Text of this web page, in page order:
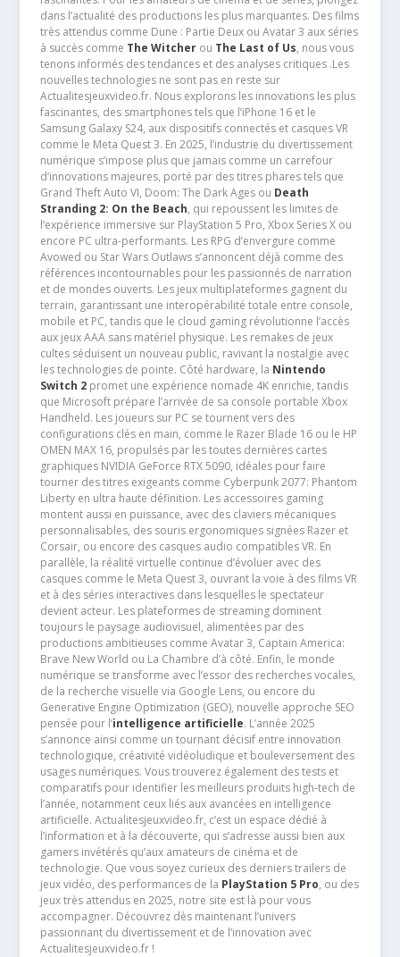
dans l’actualité des productions les plus marquantes. Des films
très attendus comme Dune : Partie Deux ou Avatar 3 aux séries
à succès comme The Witcherou The Last of Us, nous vous
tenons informés des tendances et des analyses critiques .Les
nouvelles technologies ne sont pas en reste sur
Actualitesjeuxvideo.fr. Nous explorons les innovations les plus
fascinantes, des smartphones tels que l’iPhone 16 et le
Samsung Galaxy S24, aux dispositifs connectés et casques VR
comme le Meta Quest 3. En 2025, l’industrie du divertissement
numérique s’impose plus que jamais comme un carrefour
d’innovations majeures, porté par des titres phares tels que
Grand Theft Auto VI, Doom: The Dark Ages ou Death
Stranding 2: On the Beach, qui repoussent les limites de
l’expérience immersive sur PlayStation 5 Pro, Xbox Series X ou
encore PC ultra-performants. Les RPG d’envergure comme
Avowed ou Star Wars Outlaws s’annoncent déjà comme des
références incontournables pour les passionnés de narration
et de mondes ouverts. Les jeux multiplateformes gagnent du
terrain, garantissant une interopérabilité totale entre console,
mobile et PC, tandis que le cloud gaming révolutionne l’accès
aux jeux AAA sans matériel physique. Les remakes de jeux
cultes séduisent un nouveau public, ravivant la nostalgie avec
les technologies de pointe. Côté hardware, la Nintendo
Switch 2promet une expérience nomade 4K enrichie, tandis
que Microsoft prépare l’arrivée de sa console portable Xbox
Handheld. Les joueurs sur PC se tournent vers des
configurations clés en main, comme le Razer Blade 16 ou le HP
OMEN MAX 16, propulsés par les toutes dernières cartes
graphiques NVIDIA GeForce RTX 5090, idéales pour faire
tourner des titres exigeants comme Cyberpunk 2077: Phantom
Liberty en ultra haute définition. Les accessoires gaming
montent aussi en puissance, avec des claviers mécaniques
personnalisables, des souris ergonomiques signées Razer et
Corsair, ou encore des casques audio compatibles VR. En
parallèle, la réalité virtuelle continue d’évoluer avec des
casques comme le Meta Quest 3, ouvrant la voie à des films VR
et à des séries interactives dans lesquelles le spectateur
devient acteur. Les plateformes de streaming dominent
toujours le paysage audiovisuel, alimentées par des
productions ambitieuses comme Avatar 3, Captain America:
Brave New World ou La Chambre d’à côté. Enfin, le monde
numérique se transforme avec l’essor des recherches vocales,
de la recherche visuelle via Google Lens, ou encore du
Generative Engine Optimization (GEO), nouvelle approche SEO
pensée pour l’intelligence artificielle. L’année 2025
s’annonce ainsi comme un tournant décisif entre innovation
technologique, créativité vidéoludique et bouleversement des
usages numériques. Vous trouverez également des tests et
comparatifs pour identifier les meilleurs produits high-tech de
l’année, notamment ceux liés aux avancées en intelligence
artificielle. Actualitesjeuxvideo.fr, c’est un espace dédié à
l’information et à la découverte, qui s’adresse aussi bien aux
gamers invétérés qu’aux amateurs de cinéma et de
technologie. Que vous soyez curieux des derniers trailers de
jeux vidéo, des performances de la PlayStation 5 Pro, ou des
jeux très attendus en 2025, notre site est là pour vous
accompagner. Découvrez dès maintenant l’univers
passionnant du divertissement et de l’innovation avec
Actualitesjeuxvideo.fr !